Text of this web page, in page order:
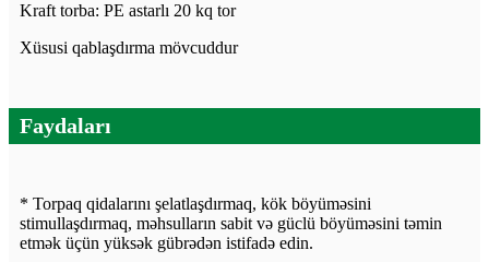
Kraft torba: PE astarlı 20 kq tor
Xüsusi qablaşdırma mövcuddur
Faydaları
* Torpaq qidalarını şelatlaşdırmaq, kök böyüməsini
stimullaşdırmaq, məhsulların sabit və güclü böyüməsini təmin
etmək üçün yüksək gübrədən istifadə edin.